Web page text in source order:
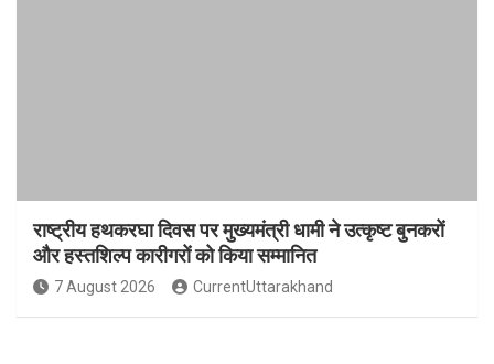
राष्ट्रीय हथकरघा दिवस पर मुख्यमंत्री धामी ने उत्कृष्ट बुनकरों
और हस्तशिल्प कारीगरों को किया सम्मानित
7 August 2026 CurrentUttarakhand